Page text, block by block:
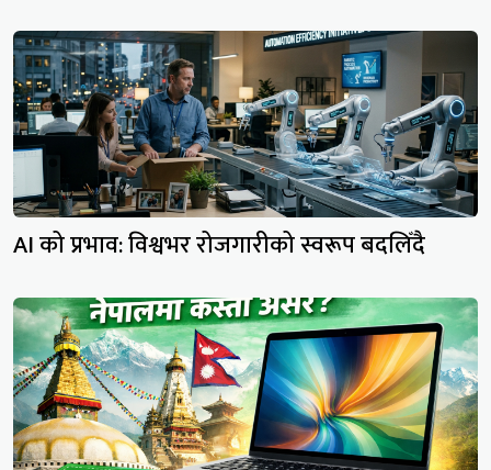
AI को प्रभाव: विश्वभर रोजगारीको स्वरूप बदलिँदै